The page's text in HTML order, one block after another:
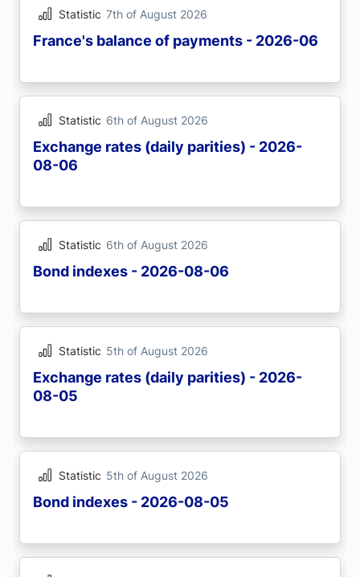
Statistic 7th of August 2026
France's balance of payments - 2026-06
Statistic 6th of August 2026
Exchange rates (daily parities) - 2026-
08-06
Statistic 6th of August 2026
Bond indexes - 2026-08-06
Statistic 5th of August 2026
Exchange rates (daily parities) - 2026-
08-05
Statistic 5th of August 2026
Bond indexes - 2026-08-05